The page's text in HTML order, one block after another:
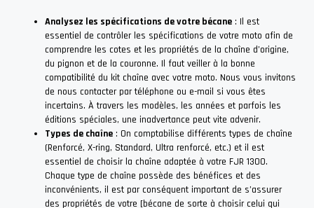
Analysez les spécifications de votre bécane : Il est
essentiel de contrôler les spécifications de votre moto afin de
comprendre les cotes et les propriétés de la chaîne d’origine,
du pignon et de la couronne. Il faut veiller à la bonne
compatibilité du kit chaîne avec votre moto. Nous vous invitons
de nous contacter par téléphone ou e-mail si vous êtes
incertains. À travers les modèles, les années et parfois les
éditions spéciales, une inadvertance peut vite advenir.
Types de chaîne : On comptabilise différents types de chaîne
(Renforcé, X-ring, Standard, Ultra renforcé, etc.) et il est
essentiel de choisir la chaîne adaptée à votre FJR 1300.
Chaque type de chaîne possède des bénéfices et des
inconvénients, il est par conséquent important de s’assurer
des propriétés de votre [bécane de sorte à choisir celui qui